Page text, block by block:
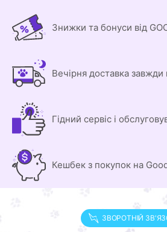
Знижки та бонуси від
Вечірня доставка завжди
Гідний сервіс і
Кешбек з покупок на
ЗВОРОТНІЙ